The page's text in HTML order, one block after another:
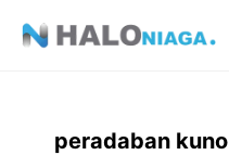
peradaban kuno